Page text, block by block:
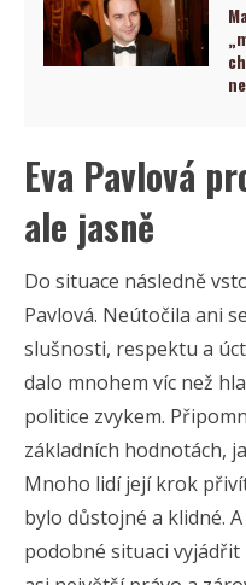
Eva Pavlová
ale jasně
Do situace následně
Pavlová. Neútočila ani
slušnosti, respektu a
dalo mnohem víc než
politice zvykem.
základních hodnotách,
Mnoho lidí její krok
bylo důstojné a klidné.
podobné situaci